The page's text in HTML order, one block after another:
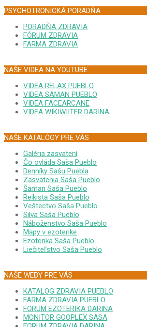
PSYCHOTRONICKÁ PORADŇA
PORADŇA ZDRAVIA
FÓRUM ZDRAVIA
FARMA ZDRAVIA
NAŠE VIDEA NA YOUTUBE
VIDEA RELAX PUEBLO
VIDEA SAMAN PUEBLO
VIDEA FACEARCANE
VIDEA WIKIWIITER DARINA
NAŠE KATALÓGY PRE VÁS
Galéria zasvätení
Čo ovláda Saša Pueblo
Denníky Sašu Puebla
Zasvätenia Saša Pueblo
Šaman Saša Pueblo
Reikista Saša Pueblo
Veštectvo Saša Pueblo
Silva Saša Pueblo
Náboženstvo Saša Pueblo
Mapy v ezoterike
Ezoterika Saša Pueblo
Liečiteľstvo Saša Pueblo
NAŠE WEBY PRE VÁS
KATALOG ZDRAVIA PUEBLO
FARMA ZDRAVIA PUEBLO
FORUM EZOTERIKA DARINA
MONITOR GOOPLEX SASA